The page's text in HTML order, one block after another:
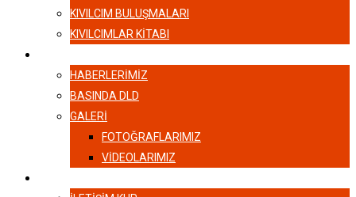
KIVILCIM BULUŞMALARI
KIVILCIMLAR KITABI
HABERLERIMIZ
BASINDA DLD
GALERI
FOTOĞRAFLARIMIZ
VIDEOLARIMIZ